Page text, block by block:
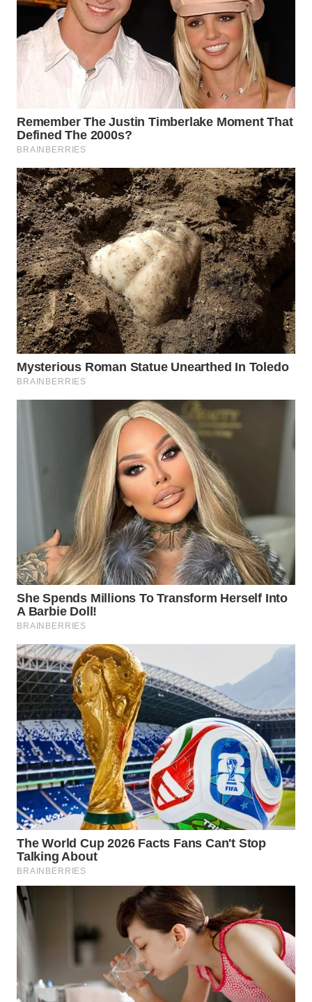
MALUT
WN
DAIRI
DANAU
TOBA
NIAS
WN
LANGKAT
WN
TAPANULI
SELATAN
WN
TANJUNG
LESUNG
WN
LABUHANBATU
WN
TAPANULI
TENGAH
WN DELI
SERDANG
WN
TEBING
TINGGI
WN
PAKPAK
WN
KARAWANG
WN
BEKASI
BOGOR